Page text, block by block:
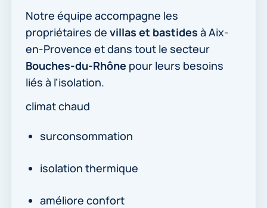
Notre équipe accompagne les
propriétaires de villas et bastides à Aix-
en-Provence et dans tout le secteur
Bouches-du-Rhône pour leurs besoins
liés à l’isolation.
climat chaud
surconsommation
isolation thermique
améliore confort